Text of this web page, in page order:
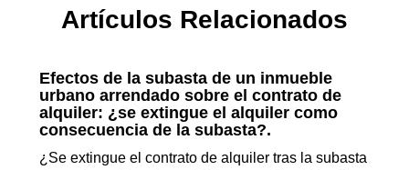
Artículos Relacionados
Efectos de la subasta de un inmueble
urbano arrendado sobre el contrato de
alquiler: ¿se extingue el alquiler como
consecuencia de la subasta?.
¿Se extingue el contrato de alquiler tras la subasta